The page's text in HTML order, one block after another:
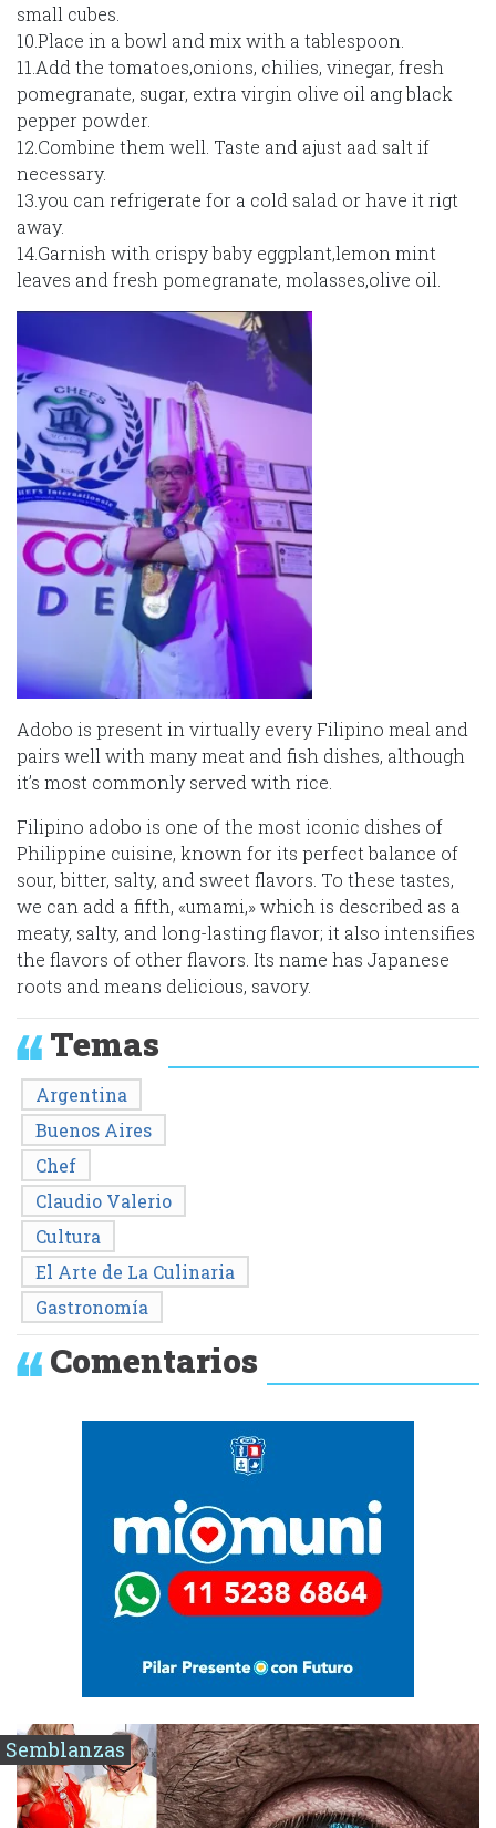
small cubes.
10.Place in a bowl and mix with a tablespoon.
11.Add the tomatoes,onions, chilies, vinegar, fresh
pomegranate, sugar, extra virgin olive oil ang black
pepper powder.
12.Combine them well. Taste and ajust aad salt if
necessary.
13.you can refrigerate for a cold salad or have it rigt
away.
14.Garnish with crispy baby eggplant,lemon mint
leaves and fresh pomegranate, molasses,olive oil.
Adobo is present in virtually every Filipino meal and
pairs well with many meat and fish dishes, although
it’s most commonly served with rice.
Filipino adobo is one of the most iconic dishes of
Philippine cuisine, known for its perfect balance of
sour, bitter, salty, and sweet flavors. To these tastes,
we can add a fifth, «umami,» which is described as a
meaty, salty, and long-lasting flavor; it also intensifies
the flavors of other flavors. Its name has Japanese
roots and means delicious, savory.
Temas
Argentina
Buenos Aires
Chef
Claudio Valerio
Cultura
El Arte de La Culinaria
Gastronomía
Comentarios
Semblanzas